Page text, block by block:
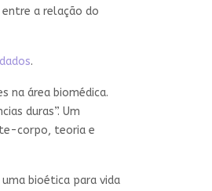
a relação do
.
na área biomédica.
duras”. Um
corpo, teoria e
bioética para vida